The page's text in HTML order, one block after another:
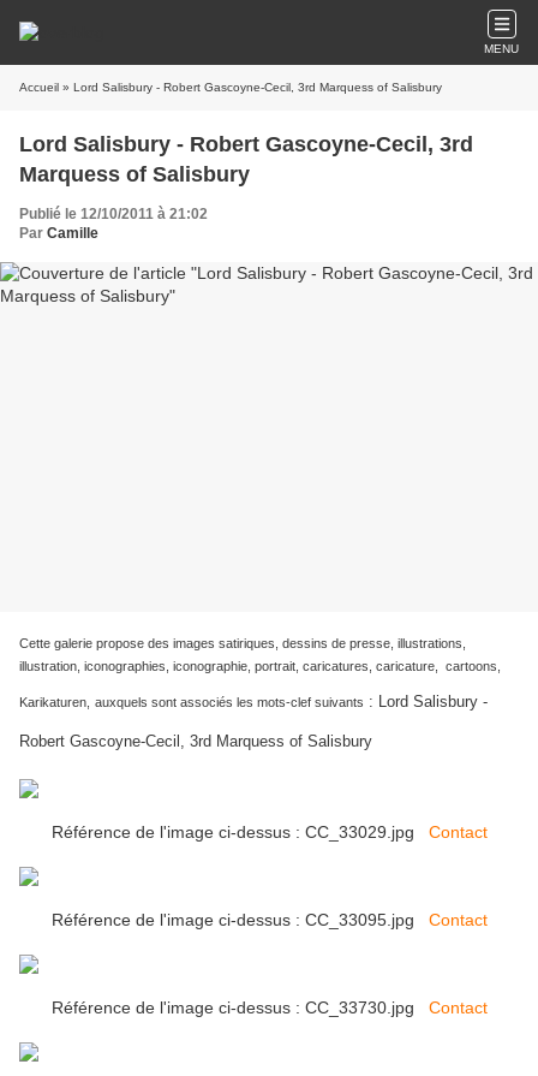
MENU
Accueil » Lord Salisbury - Robert Gascoyne-Cecil, 3rd Marquess of Salisbury
Lord Salisbury - Robert Gascoyne-Cecil, 3rd
Marquess of Salisbury
Publié le 12/10/2011 à 21:02
Par Camille
Cette galerie propose des images satiriques, dessins de presse, illustrations,
illustration, iconographies, iconographie, portrait, caricatures, caricature, cartoons,
Karikaturen, auxquels sont associés les mots-clef suivants : Lord Salisbury -
Robert Gascoyne-Cecil, 3rd Marquess of Salisbury
Référence de l'image ci-dessus : CC_33029.jpg Contact
Référence de l'image ci-dessus : CC_33095.jpg Contact
Référence de l'image ci-dessus : CC_33730.jpg Contact